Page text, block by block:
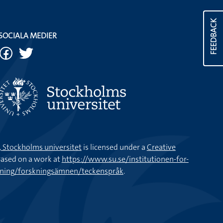
FEEDBACK
MEDIER
universitetis licensed under aCreative
on a work athttps://www.su.se/institutionen-for-
forskningsämnen/teckenspråk.